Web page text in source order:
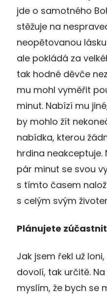
jde o samotného
stěžuje na
neopětovanou
ale pokládá za
tak hodné děvče
mu mohl vyměřit
minut. Nabízí mu
by mohlo žít
nabídka, kterou
hrdina neakceptuje.
pár minut se svou
s tímto časem
s celým svým
Plánujete
Jak jsem řekl už
dovolí, tak určitě.
myslím, že bych se